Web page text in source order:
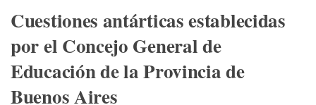
Cuestiones antárticas establecidas
por el Concejo General de
Educación de la Provincia de
Buenos Aires